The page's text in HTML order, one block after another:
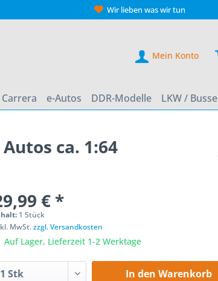
Wir lieben was wir tun
Mein Konto
Carrera e-Autos DDR-Modelle LKW / Busse
ca. 1:64
€ *
1 Stück
MwSt.zzgl. Versandkosten
Auf Lager, Lieferzeit 1-2 Werktage
In den Warenkorb